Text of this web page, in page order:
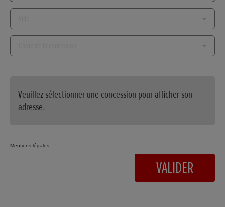
Ville...
Choix
la
concession...
Veuillez sélectionner une concession pour afficher son
adresse.
Mentions légales
VALIDER